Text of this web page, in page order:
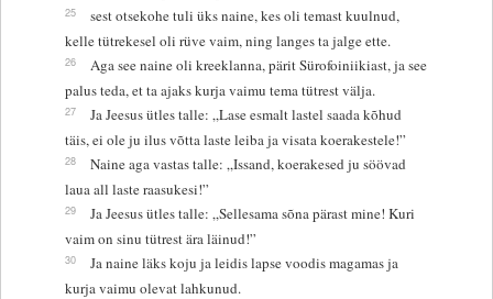
25
sest otsekohe tuli üks naine, kes oli temast kuulnud,
kelle tütrekesel oli rüve vaim, ning langes ta jalge ette.
26
Aga see naine oli kreeklanna, pärit Sürofoiniikiast, ja see
palus teda, et ta ajaks kurja vaimu tema tütrest välja.
27
Ja Jeesus ütles talle: „Lase esmalt lastel saada kõhud
täis, ei ole ju ilus võtta laste leiba ja visata koerakestele!”
28
Naine aga vastas talle: „Issand, koerakesed ju söövad
laua all laste raasukesi!”
29
Ja Jeesus ütles talle: „Sellesama sõna pärast mine! Kuri
vaim on sinu tütrest ära läinud!”
30
Ja naine läks koju ja leidis lapse voodis magamas ja
kurja vaimu olevat lahkunud.